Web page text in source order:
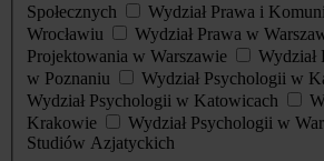
Społecznych
Wydział Prawa i
Wrocławiu
Wydział Prawa w
Projektowania w Warszawie
Wydział
w Poznaniu
Wydział Psychologii w
Wydział Psychologii w Katowicach
Krakowie
Wydział Psychologii w
Studiów Azjatyckich